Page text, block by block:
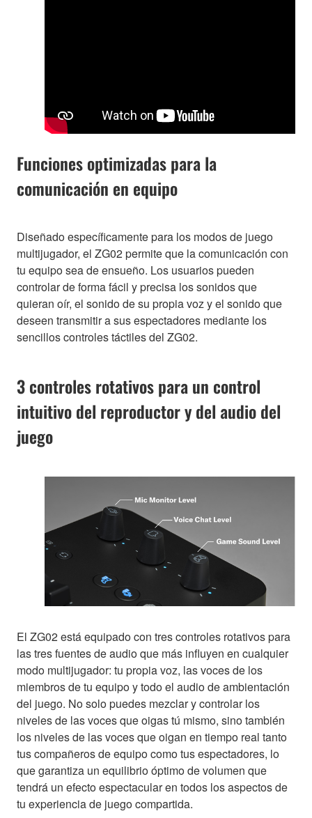
Funciones optimizadas para la
comunicación en equipo
Diseñado específicamente para los modos de juego
multijugador, el ZG02 permite que la comunicación con
tu equipo sea de ensueño. Los usuarios pueden
controlar de forma fácil y precisa los sonidos que
quieran oír, el sonido de su propia voz y el sonido que
deseen transmitir a sus espectadores mediante los
sencillos controles táctiles del ZG02.
3 controles rotativos para un control
intuitivo del reproductor y del audio del
juego
El ZG02 está equipado con tres controles rotativos para
las tres fuentes de audio que más influyen en cualquier
modo multijugador: tu propia voz, las voces de los
miembros de tu equipo y todo el audio de ambientación
del juego. No solo puedes mezclar y controlar los
niveles de las voces que oigas tú mismo, sino también
los niveles de las voces que oigan en tiempo real tanto
tus compañeros de equipo como tus espectadores, lo
que garantiza un equilibrio óptimo de volumen que
tendrá un efecto espectacular en todos los aspectos de
tu experiencia de juego compartida.